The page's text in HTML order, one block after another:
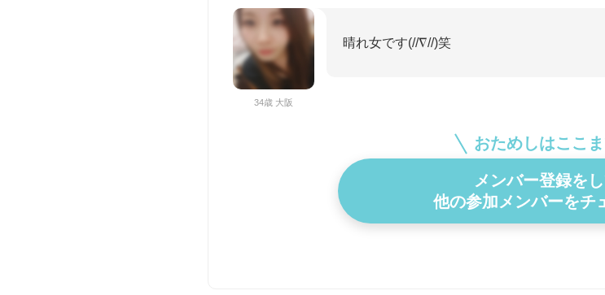
34歳 大阪
晴れ女です(//∇//)笑
おためしはここ
メンバー登録を
他の参加メンバーをチ